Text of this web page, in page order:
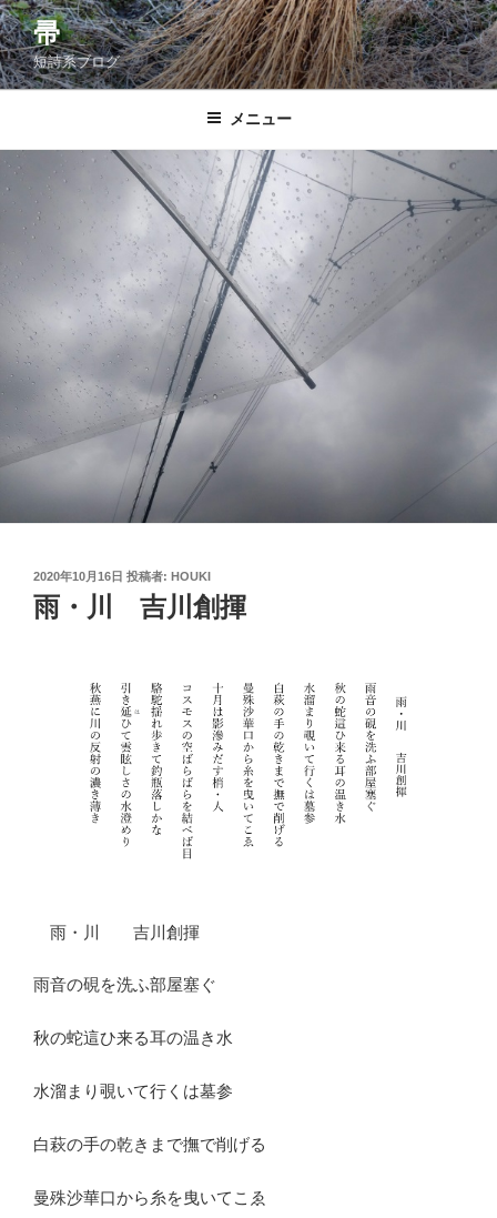
コ
ン
テ
ン
ス
帚
短詩系ブログ
メニュー
投
稿
日:
2020年10月16日 投稿者: HOUKI
雨・川 吉川創揮
雨・川 吉川創揮
雨音の硯を洗ふ部屋塞ぐ
秋の蛇這ひ来る耳の温き水
水溜まり覗いて行くは墓参
白萩の手の乾きまで撫で削げる
曼殊沙華口から糸を曳いてこゑ